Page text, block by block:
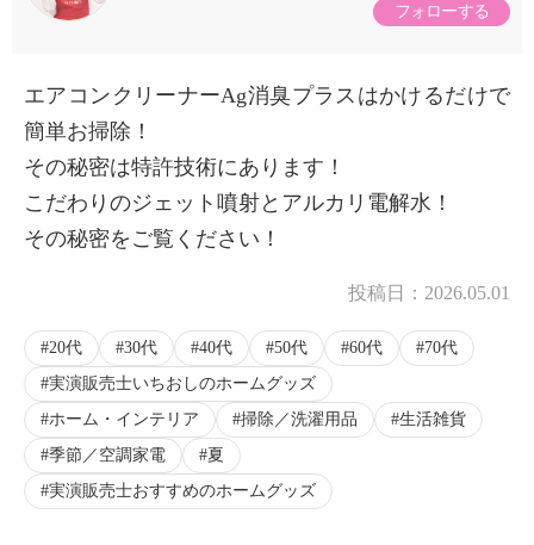
フォローする
エアコンクリーナーAg消臭プラスはかけるだけで
簡単お掃除！
その秘密は特許技術にあります！
こだわりのジェット噴射とアルカリ電解水！
その秘密をご覧ください！
投稿日： 2026.05.01
20代 30代 40代 50代 60代
70代
実演販売士いちおしのホームグッズ
ホーム・インテリア
掃除／洗濯用品
生活雑貨
季節／空調家電
夏
実演販売士おすすめのホームグッズ